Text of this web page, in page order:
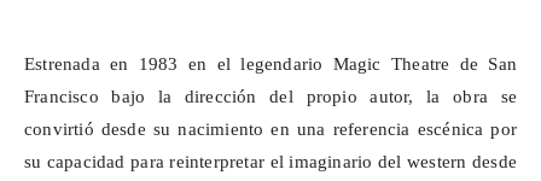
Estrenada en 1983 en el legendario Magic Theatre de San
Francisco bajo la dirección del propio autor, la obra se
convirtió desde su nacimiento en una referencia escénica por
su capacidad para reinterpretar el imaginario del western desde